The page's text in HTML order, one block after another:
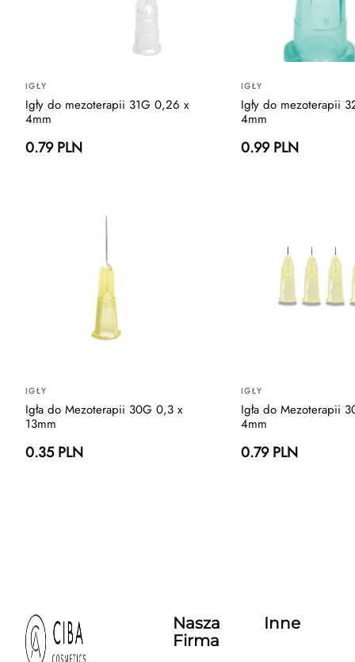
IGŁY
Igły do mezoterapii 31G 0,26 x
4mm
0.79 PLN
IGŁY
Igły do mezoterapii
4mm
0.99 PLN
IGŁY
Igła do Mezoterapii 30G 0,3 x
13mm
0.35 PLN
IGŁY
Igła do Mezoterapii
4mm
0.79 PLN
Nasza
Firma
Inne